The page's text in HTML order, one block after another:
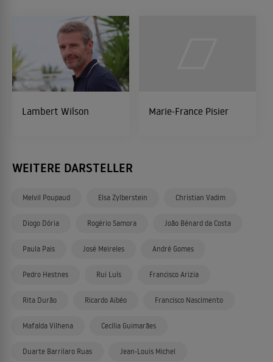
Lambert Wilson Marie-France Pisier
WEITERE DARSTELLER
Melvil Poupaud Elsa Zylberstein Christian Vadim
Diogo Dória Rogério Samora João Bénard da Costa
Paula Pais José Meireles André Gomes
Pedro Hestnes Rui Luís Francisco Arizia
Rita Durão Ricardo Aibéo Francisco Nascimento
Mafalda Vilhena Cecília Guimarães
Duarte Barrilaro Ruas Jean-Louis Michel